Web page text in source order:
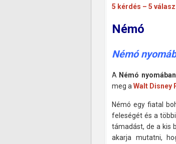
5 kérdés – 5 válasz
Némó
Némó
A Némó nyomában
meg a Walt Disney
Némó egy fiatal
feleségét és a
támadást, de a kis
akarja mutatni,